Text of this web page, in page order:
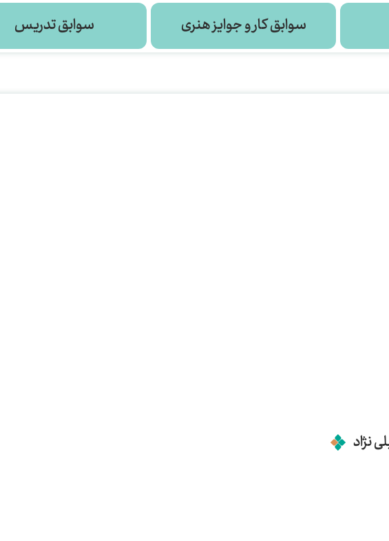
سوابق کار و جوایز هنری سوابق تدریس
نژاد